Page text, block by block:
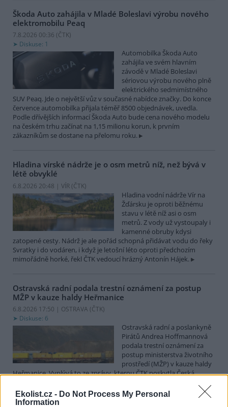
Ekolist.cz - Do Not Process My Personal
Information
Škoda Auto zahájila v Mladé Boleslavi výrobu nového
elektromobilu Peaq
7.8.2026 00:36 (ČTK)
Diskuse: 1
Automobilka Škoda Auto
zahájila ve svém hlavním
závodě v Mladé Boleslavi
sériovou výrobu nového plně
elektrického sedmimístného
SUV Peaq. Jde o největší vůz v současné nabídce značky. Do konce
července automobilka přijala téměř 8500 objednávek, uvedla.
Podle dřívějších informací Škoda Auto bude cena nového modelu
na českém trhu začínat na 1,15 milionu korun, k prvním
zákazníkům se dostane na přelomu roku.
Hladina vírské nádrže je o osm metrů níž, než bývá v
létě obvyklé
6.8.2026 20:48 | VÍR (ČTK)
Hladina vodní nádrže Vír na
Žďársku je oproti běžnému
stavu v létě níž asi o osm
metrů. Z vody už vystoupaly i
kamenné obruby kdysi
zatopené cesty. Nádrž je ale pořád schopná přidávat vodu do řeky
Svratky i do vodáren, i když je letošní léto oproti předchozím
mimořádně horké, řekl ČTK vedoucí hrázný Antonín Hájek.
Ostravská radní podala trestní oznámení za postup
MŽP v kauze haldy Heřmanice
6.8.2026 17:50 | OSTRAVA (ČTK)
Diskuse: 6
Ostravská radní a poslankyně
Pirátů Andrea Hoffmannová
podala trestní oznámení za
postup ministerstva životního
prostředí (MŽP) v kauze haldy
Heřmanice. Vyplývá to ze zprávy, kterou ČTK poskytla Česká
případu České inspekci životního prostředí (ČIŽP) a zastavení řízení.
Hoffmannová ČTK sdělila, že trestní oznámení podala proti dosud